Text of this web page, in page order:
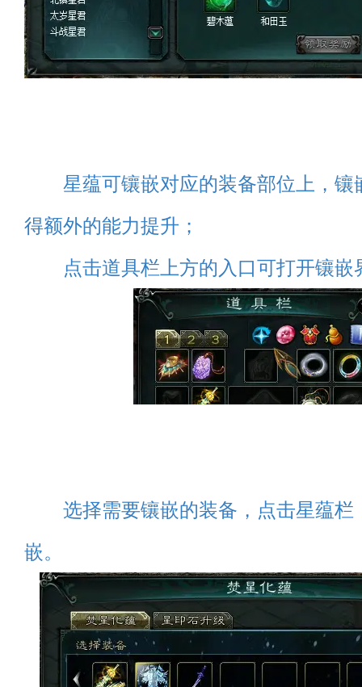
星蕴可镶嵌对应的装备部位上，镶
得额外的能力提升；
点击道具栏上方的入口可打开镶嵌
选择需要镶嵌的装备，点击星蕴栏
嵌。